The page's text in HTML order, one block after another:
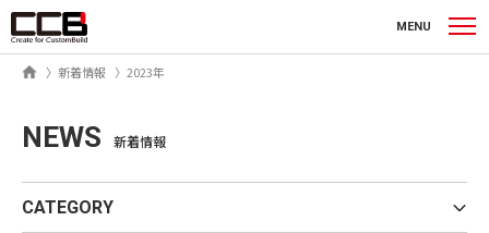
MENU
ホーム新着情報 2023年
NEWS 新着情報
CATEGORY